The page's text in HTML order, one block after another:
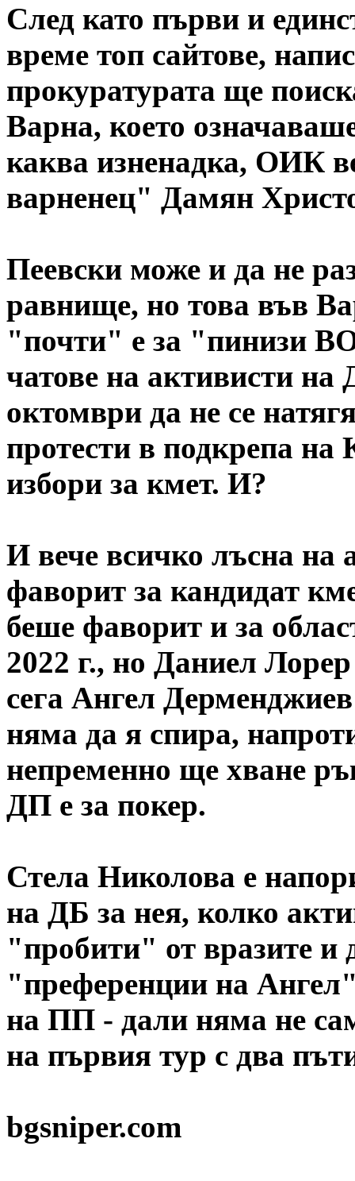
След като първи и
време топ сайтове,
прокуратурата ще
Варна, което
каква изненадка, ОИК
варненец" Дамян
Пеевски може и да не
равнище, но това във
"почти" е за "пинизи
чатове на активисти на
октомври да не се
протести в подкрепа
избори за кмет. И?
И вече всичко лъсна на
фаворит за кандидат
беше фаворит и за
2022 г., но Даниел
сега Ангел
няма да я спира,
непременно ще хване
ДП е за покер.
Стела Николова е
на ДБ за нея, колко
"пробити" от вразите и
"преференции на
на ПП - дали няма не
на първия тур с два
bgsniper.com